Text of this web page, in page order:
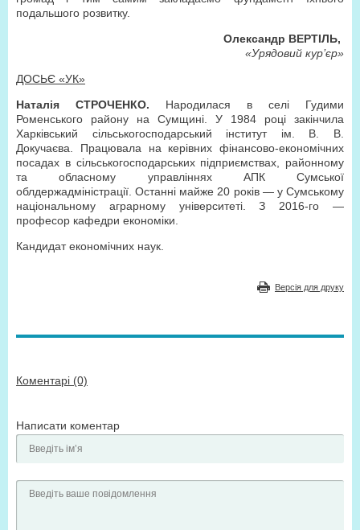
подальшого розвитку.
Олександр ВЕРТІЛЬ,
«Урядовий кур’єр»
ДОСЬЄ «УК»
Наталія СТРОЧЕНКО. Народилася в селі Гудими
Роменського району на Сумщині. У 1984 році закінчила
Харківський сільськогосподарський інститут ім. В. В.
Докучаєва. Працювала на керівних фінансово-економічних
посадах в сільськогосподарських підприємствах, районному
та обласному управліннях АПК Сумської
облдержадміністрації. Останні майже 20 років — у Сумському
національному аграрному університеті. З 2016-го —
професор кафедри економіки.
Кандидат економічних наук.
Версія для друку
Коментарі (0)
Написати коментар